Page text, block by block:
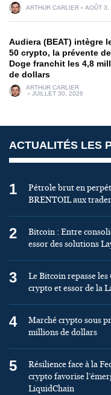
ARTHUR CARLIER AOÛT 3,
Audiera (BEAT) intègre
50 crypto, la prévente
Doge franchit les 4,8
de dollars
ARTHUR CARLIER
JUILLET 30, 2026
ACTUALITÉS LES
1
Pétrole brut en
BRENTOIL aux
2
Bitcoin : Entre
essor des solutions
3
Le Bitcoin repasse
crypto et essor de la
4
Marché crypto sous
millions de dollars
5
Résilience face à la
crypto favorise
LiquidChain